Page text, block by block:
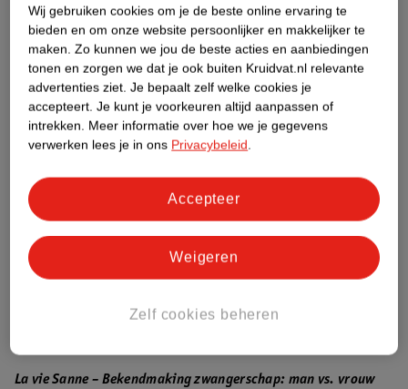
Er gaat extra bloed naar je kindje, waardoor er minder over is
voor jouw lichaam. Ook heb je een lagere bloedsuikerspiegel,
waardoor je je sneller dizzy voelt. Rust, regelmatig eten en niet
te snel opstaan zijn de oplossing.
Met 12 weken is je buikje niet alleen te wijten aan onrustige
darmen,hormonen of een grotere baarmoeder. Je hebt een echt
Leestip:
eerste trimester
van je zwangerschap
Tip voor je partner
Nu jullie het nieuws aan vrienden en familie gaan vertellen, is
jullie voor het kindje gebruiken tot het geboren is. Zo noem je
La vie Sanne – Bekendmaking zwangerschap: man vs. vrouw
Wij gebruiken cookies om je de beste online ervaring te
bieden en om onze website persoonlijker en makkelijker te
maken. Zo kunnen we jou de beste acties en aanbiedingen
tonen en zorgen we dat je ook buiten Kruidvat.nl relevante
advertenties ziet. Je bepaalt zelf welke cookies je
accepteert. Je kunt je voorkeuren altijd aanpassen of
intrekken. Meer informatie over hoe we je gegevens
verwerken lees je in ons Privacybeleid.
Zelf cookies beheren
Weigeren
Accepteer